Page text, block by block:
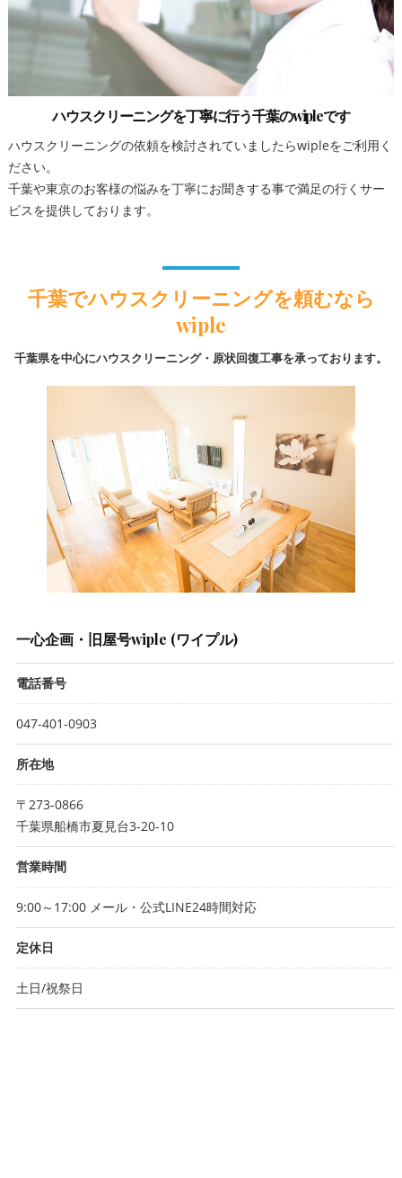
ハウスクリーニングを丁寧に行う千葉のwipleです
ハウスクリーニングの依頼を検討されていましたらwipleをご利用く
ださい。
千葉や東京のお客様の悩みを丁寧にお聞きする事で満足の行くサー
ビスを提供しております。
千葉でハウスクリーニングを頼むなら
wiple
千葉県を中心にハウスクリーニング・原状回復工事を承っております。
一心企画・旧屋号wiple (ワイプル)
電話番号
047-401-0903
所在地
〒273-0866
千葉県船橋市夏見台3-20-10
営業時間
9:00～17:00 メール・公式LINE24時間対応
定休日
土日/祝祭日